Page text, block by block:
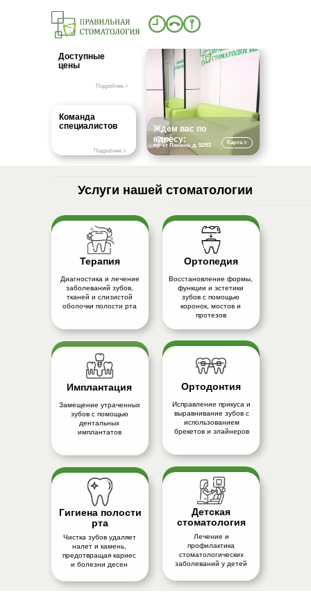
Подробнее >
Доступные
цены
Подробнее >
Команда
специалистов
Ждем вас по
адресу:
г Тула,
пр-кт Ленина, д. 52/83
Карта >
Качество, забота, результат —
стоматология для всех
Терапия
Диагностика и лечение
заболеваний зубов,
тканей и слизистой
оболочки полости рта
Ортопедия
Восстановление формы,
функции и эстетики
зубов с помощью
коронок, мостов и
протезов
Имплантация
Замещение утраченных
зубов с помощью
дентальных
имплантатов
Ортодонтия
Исправление прикуса и
выравнивание зубов с
использованием
брекетов и элайнеров
Гигиена полости
рта
Чистка зубов удаляет
налет и камень,
предотвращая кариес
и болезни десен
Детская
стоматология
Лечение и
профилактика
стоматологических
заболеваний у детей
Лечение и
профилактика
заболеваний у детей.
Услуги нашей стоматологии